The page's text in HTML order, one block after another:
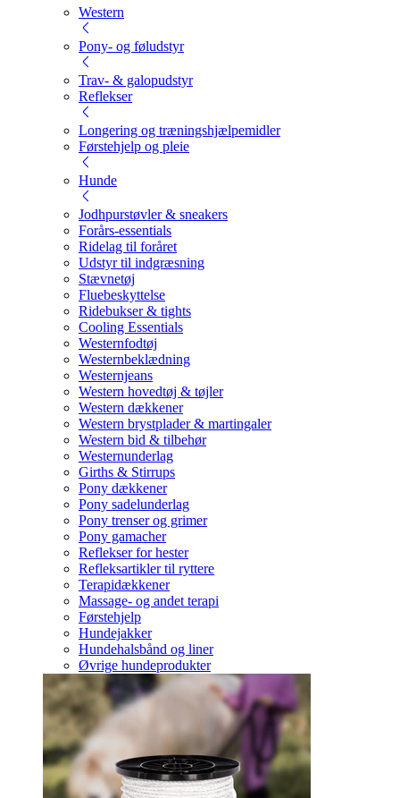
Western
Pony- og føludstyr
Trav- & galopudstyr
Reflekser
Longering og træningshjælpemidler
Førstehjelp og pleie
Hunde
Jodhpurstøvler & sneakers
Forårs-essentials
Ridelag til foråret
Udstyr til indgræsning
Stævnetøj
Fluebeskyttelse
Ridebukser & tights
Cooling Essentials
Westernfodtøj
Westernbeklædning
Westernjeans
Western hovedtøj & tøjler
Western dækkener
Western brystplader & martingaler
Western bid & tilbehør
Westernunderlag
Girths & Stirrups
Pony dækkener
Pony sadelunderlag
Pony trenser og grimer
Pony gamacher
Reflekser for hester
Refleksartikler til ryttere
Terapidækkener
Massage- og andet terapi
Førstehjelp
Hundejakker
Hundehalsbånd og liner
Øvrige hundeprodukter